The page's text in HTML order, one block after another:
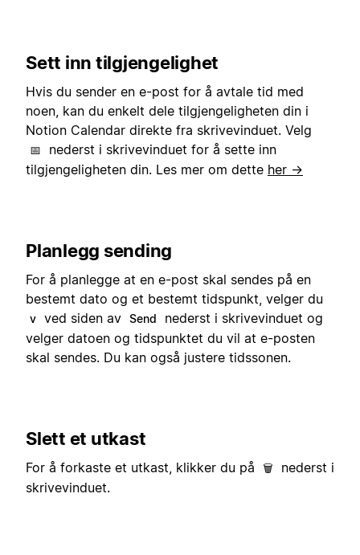
Sett inn tilgjengelighet
Hvis du sender en e-post for å avtale tid med
noen, kan du enkelt dele tilgjengeligheten din i
Notion Calendar direkte fra skrivevinduet. Velg
📅
nederst i skrivevinduet for å sette inn
tilgjengeligheten din. Les mer om dette her →
Planlegg sending
For å planlegge at en e-post skal sendes på en
bestemt dato og et bestemt tidspunkt, velger du
v ved siden av Send
nederst i skrivevinduet og
velger datoen og tidspunktet du vil at e-posten
skal sendes. Du kan også justere tidssonen.
Slett et utkast
For å forkaste et utkast, klikker du på 🗑️
nederst i
skrivevinduet.